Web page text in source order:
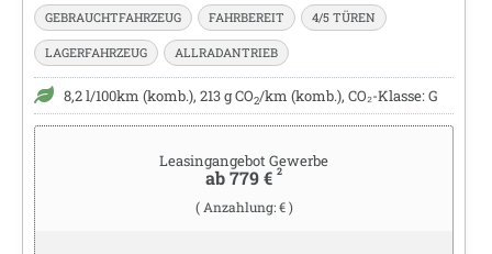
GEBRAUCHTFAHRZEUG FAHRBEREIT 4/5 TÜREN
LAGERFAHRZEUG ALLRADANTRIEB
8,2 l/100km (komb.), 213 g CO2/km (komb.), CO₂-Klasse: G
Leasingangebot Gewerbe
ab 779 € 2
( Anzahlung: € )